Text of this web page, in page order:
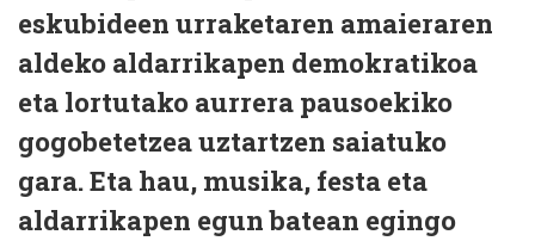
eskubideen urraketaren amaieraren
aldeko aldarrikapen demokratikoa
eta lortutako aurrera pausoekiko
gogobetetzea uztartzen saiatuko
gara. Eta hau, musika, festa eta
aldarrikapen egun batean egingo